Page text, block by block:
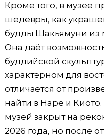
Кроме того, в музее
шедевры, как
будды Шакьямуни из
Она даёт
буддийской
характерном для
отличается от
найти в Наре и
музей закрыт на
2026 года, но после